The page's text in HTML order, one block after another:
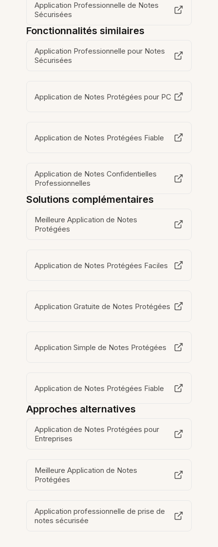
Application Professionnelle de Notes
Sécurisées
Fonctionnalités similaires
Application Professionnelle pour Notes
Sécurisées
Application de Notes Protégées pour PC
Application de Notes Protégées Fiable
Application de Notes Confidentielles
Professionnelles
Solutions complémentaires
Meilleure Application de Notes
Protégées
Application de Notes Protégées Faciles
Application Gratuite de Notes Protégées
Application Simple de Notes Protégées
Application de Notes Protégées Fiable
Approches alternatives
Application de Notes Protégées pour
Entreprises
Meilleure Application de Notes
Protégées
Application professionnelle de prise de
notes sécurisée